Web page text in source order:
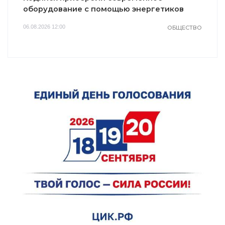
оборудование с помощью энергетиков
06.08.2026 12:00 ОБЩЕСТВО